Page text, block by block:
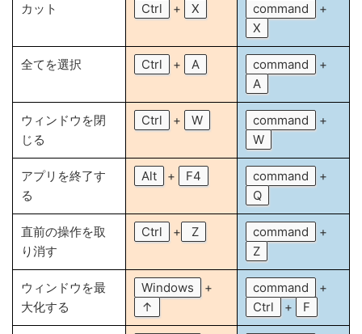
カット Ctrl + X command
+
X
全てを選択 Ctrl + A command
+
A
ウィンドウを閉
じる
Ctrl + W command
+
W
アプリを終了す
る
Alt + F4 command
+
Q
直前の操作を取
り消す
Ctrl + Z command
+
Z
ウィンドウを最
大化する
Windows
+
↑
command
+
Ctrl
+ F